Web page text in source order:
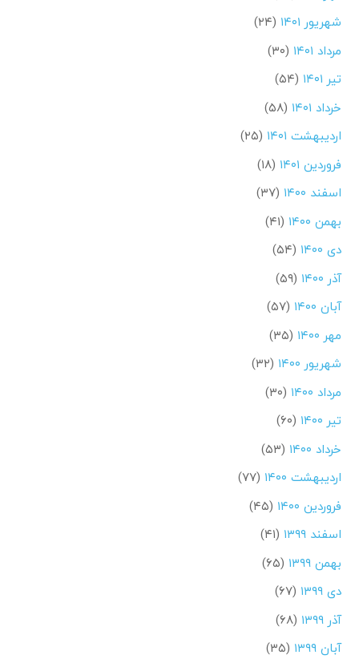
شهریور ۱۴۰۱
(۲۴)
مرداد ۱۴۰۱
(۳۰)
تیر ۱۴۰۱
(۵۴)
خرداد ۱۴۰۱
(۵۸)
اردیبهشت ۱۴۰۱
(۲۵)
فروردین ۱۴۰۱
(۱۸)
اسفند ۱۴۰۰
(۳۷)
بهمن ۱۴۰۰
(۴۱)
دی ۱۴۰۰
(۵۴)
آذر ۱۴۰۰
(۵۹)
آبان ۱۴۰۰
(۵۷)
مهر ۱۴۰۰
(۳۵)
شهریور ۱۴۰۰
(۳۲)
مرداد ۱۴۰۰
(۳۰)
تیر ۱۴۰۰
(۶۰)
خرداد ۱۴۰۰
(۵۳)
اردیبهشت ۱۴۰۰
(۷۷)
فروردین ۱۴۰۰
(۴۵)
اسفند ۱۳۹۹
(۴۱)
بهمن ۱۳۹۹
(۶۵)
دی ۱۳۹۹
(۶۷)
آذر ۱۳۹۹
(۶۸)
آبان ۱۳۹۹
(۳۵)